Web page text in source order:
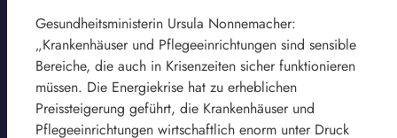
Gesundheitsministerin Ursula Nonnemacher:
„Krankenhäuser und Pflegeeinrichtungen sind sensible
Bereiche, die auch in Krisenzeiten sicher funktionieren
müssen. Die Energiekrise hat zu erheblichen
Preissteigerung geführt, die Krankenhäuser und
Pflegeeinrichtungen wirtschaftlich enorm unter Druck